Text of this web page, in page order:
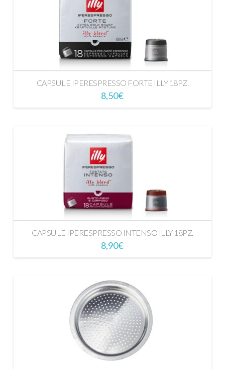
CAPSULE IPERESPRESSO FORTE ILLY 18PZ.
8,50€
CAPSULE IPERESPRESSO INTENSO ILLY 18PZ.
8,90€